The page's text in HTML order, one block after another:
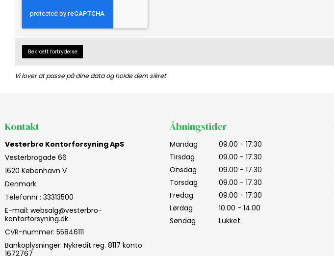
Bekræft fortrydelse
Vi lover at passe på dine data og holde dem sikret.
Kontakt
Vesterbro Kontorforsyning ApS
Vesterbrogade 66
1620 København V
Denmark
Telefonnr.: 33313500
E-mail: websalg@vesterbro-
kontorforsyning.dk
CVR-nummer: 55846111
Bankoplysninger: Nykredit reg. 8117 konto
1672767
Åbningstider
Mandag
09.00 - 17.30
Tirsdag
09.00 - 17.30
Onsdag
09.00 - 17.30
Torsdag
09.00 - 17.30
Fredag
09.00 - 17.30
Lørdag
10.00 - 14.00
Søndag
Lukket